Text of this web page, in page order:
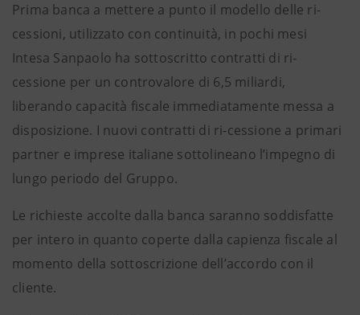
Prima banca a mettere a punto il modello delle ri-
cessioni, utilizzato con continuità, in pochi mesi
Intesa Sanpaolo ha sottoscritto contratti di ri-
cessione per un controvalore di 6,5 miliardi,
liberando capacità fiscale immediatamente messa a
disposizione. I nuovi contratti di ri-cessione a primari
partner e imprese italiane sottolineano l’impegno di
lungo periodo del Gruppo.
Le richieste accolte dalla banca saranno soddisfatte
per intero in quanto coperte dalla capienza fiscale al
momento della sottoscrizione dell’accordo con il
cliente.